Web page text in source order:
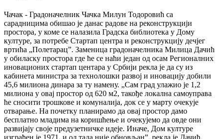
Чачак - Градоначелник Чачка Милун Тодоровић са
сарадницима обишао је данас радове на реконструкцији
простора, у коме се налазила Градска библиотека у Дому
културе, за потребе Стартап центра и реконструкцију дечјег
вртића „Полетарац”. Заменица градоначелника Милица Дачић
у обиласку простора где ће се наћи један од осам Регионалних
иновационих стартап центара у Србији рекла је да су из
кабинета министра за технолошки развој и иновацију добили
45,6 милиона динара за ту намену. „Сам град улажио је 1,2
милиона у овај простор од 620 м2, такође локална самоуправа
ће сносити трошкове и комуналија, док се у марту очекује
отварање. На почетку планирамо да овај простор дамо
бесплатно младима на коришћење и очекујемо да овде они
развијају своје предузетничке идеје. Иначе, Дом културе
изграђен је 1971. и од тада није обновљан”, рекла је Дачић.